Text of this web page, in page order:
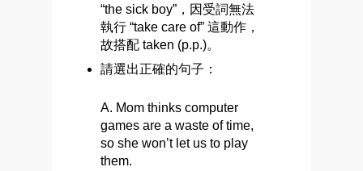
“the sick boy”，因受詞無法
執行 “take care of” 這動作，
故搭配 taken (p.p.)。
請選出正確的句子：
A. Mom thinks computer
games are a waste of time,
so she won’t let us to play
them.